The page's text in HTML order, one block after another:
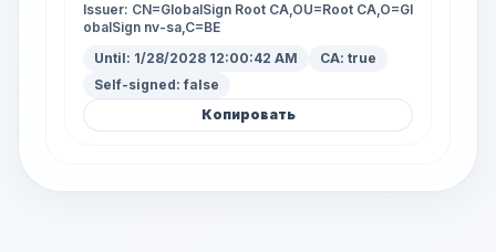
Issuer: CN=GlobalSign Root CA,OU=Root CA,O=Gl
obalSign nv-sa,C=BE
Until: 1/28/2028 12:00:42 AM CA: true
Self-signed:false
Копировать